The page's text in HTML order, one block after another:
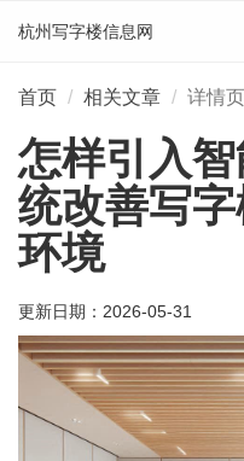
杭州写字楼信息网
首页 相关文章 详情页
怎样引入
统改善写
环境
更新日期： 2026-05-31